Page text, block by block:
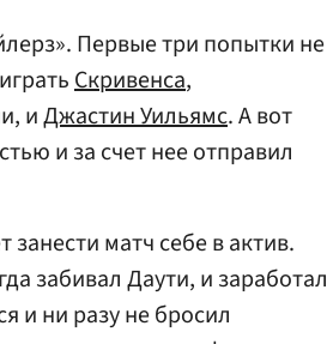
Первые три попытки не
Скривенса,
иДжастин Уильямс. А вот
и за счет нее отправил
матч себе в актив.
забивал Даути, и заработал
и ни разу не бросил